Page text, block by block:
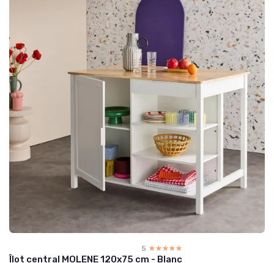
5 ☆☆☆☆☆
★★★★★
Îlot central MOLENE 120x75 cm - Blanc